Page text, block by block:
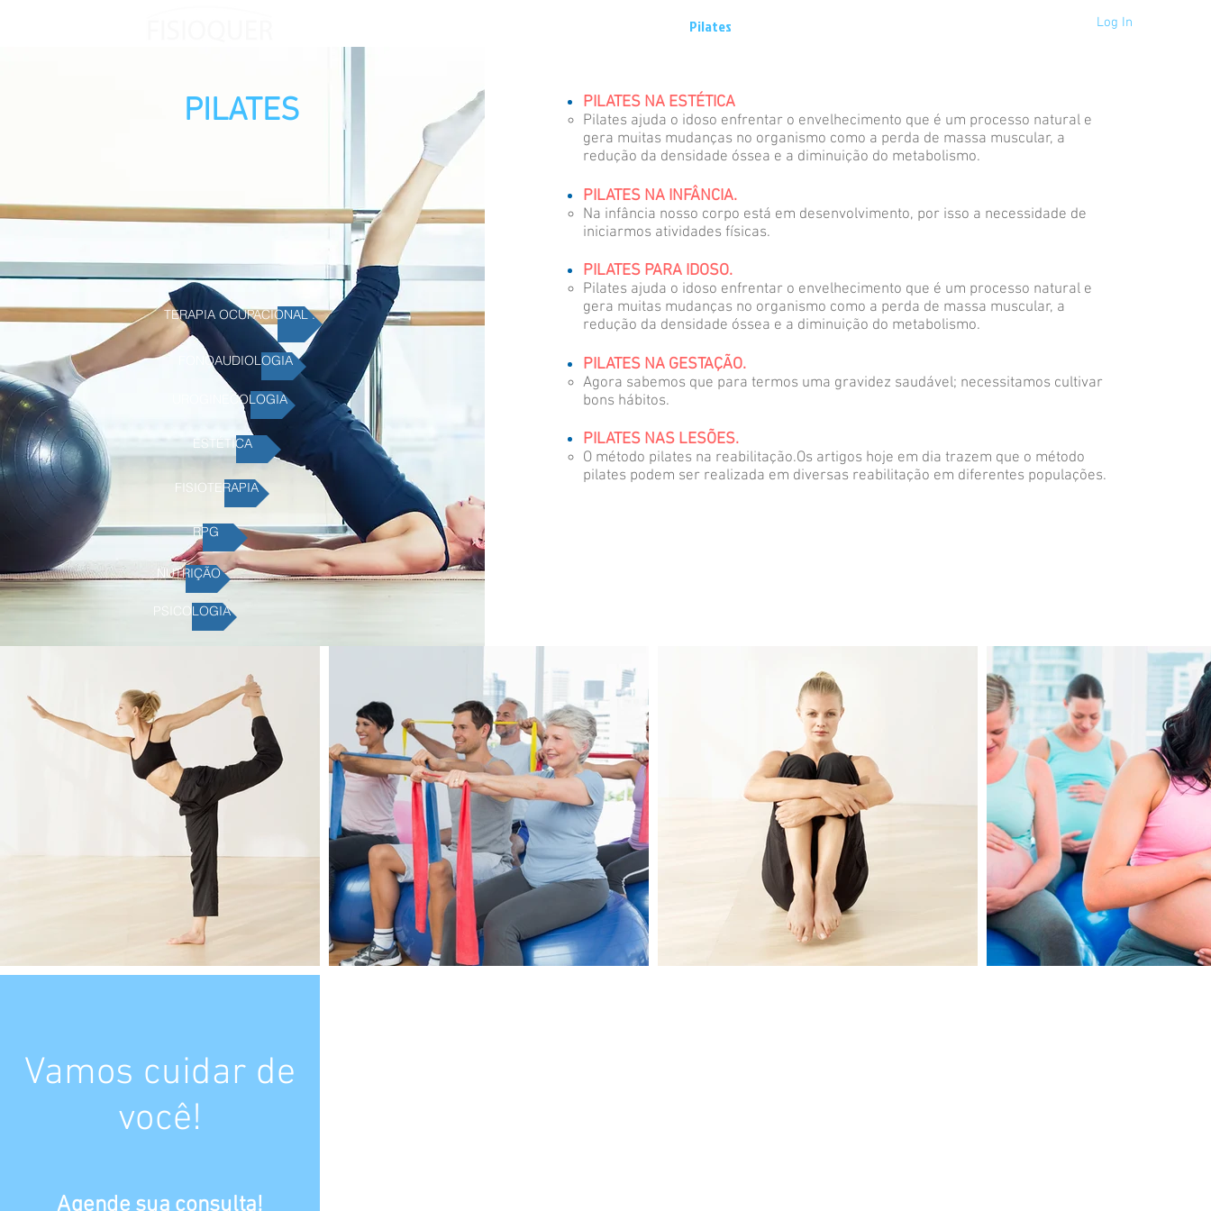
Pilates Log In
PILATES
NUTRIÇÃO
PSICOLOGIA
PILATES NA ESTÉTICA
Pilates ajuda o idoso enfrentar o envelhecimento que é um processo natural e
gera muitas mudanças no organismo como a perda de massa muscular, a
redução da densidade óssea e a diminuição do metabolismo.​
PILATES NA INFÂNCIA.
Na infância nosso corpo está em desenvolvimento, por isso a necessidade de
iniciarmos atividades físicas.
PILATES PARA IDOSO.
​Pilates ajuda o idoso enfrentar o envelhecimento que é um processo natural e
gera muitas mudanças no organismo como a perda de massa muscular, a
redução da densidade óssea e a diminuição do metabolismo.
PILATES NA GESTAÇÃO.
Agora sabemos que para termos uma gravidez saudável; necessitamos cultivar
bons hábitos.​
PILATES NAS LESÕES.​
O método pilates na reabilitação.Os artigos hoje em dia trazem que o método
pilates podem ser realizada em diversas reabilitação em diferentes populações.​
FONOAUDIOLOGIA
TERAPIA OCUPACIONAL .
UROGINECOLOGIA
ESTÉTICA
FISIOTERAPIA
RPG
Vamos cuidar de
você!